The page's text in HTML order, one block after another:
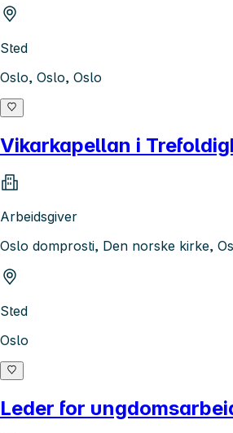
Sted
Oslo, Oslo, Oslo
Vikarkapellan i
Arbeidsgiver
Oslo domprosti, Den norske kirke,
Sted
Oslo
Leder for